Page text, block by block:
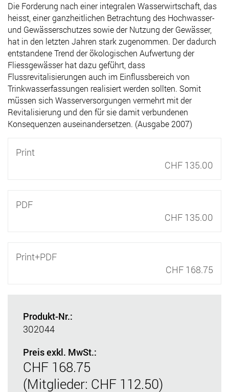
Die Forderung nach einer integralen Wasserwirtschaft, das
heisst, einer ganzheitlichen Betrachtung des Hochwasser-
und Gewässerschutzes sowie der Nutzung der Gewässer,
hat in den letzten Jahren stark zugenommen. Der dadurch
entstandene Trend der ökologischen Aufwertung der
Fliessgewässer hat dazu geführt, dass
Flussrevitalisierungen auch im Einflussbereich von
Trinkwasserfassungen realisiert werden sollten. Somit
müssen sich Wasserversorgungen vermehrt mit der
Revitalisierung und den für sie damit verbundenen
Konsequenzen auseinandersetzen. (Ausgabe 2007)
Print
CHF 135.00
PDF
CHF 135.00
Print+PDF
CHF 168.75
Produkt-Nr.:
302044
Preis exkl. MwSt.:
CHF 168.75
(Mitglieder: CHF 112.50)